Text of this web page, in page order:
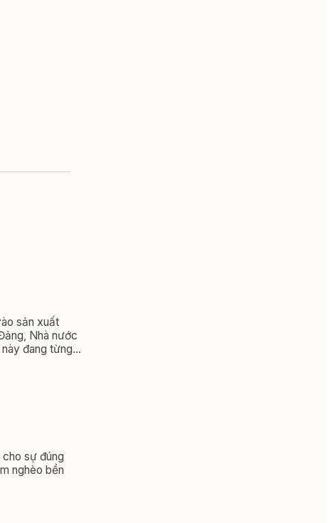
sản xuất
Nhà nước
đang từng
cho sự đúng
nghèo bền